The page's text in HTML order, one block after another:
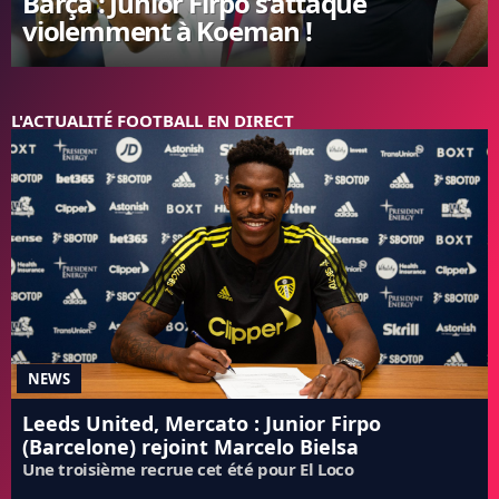
FC BARCELONE
MANCHESTER UNITED
BAYERN
L'AVIS DE LA RÉDAC'
violemment à Koeman !
L'ACTUALITÉ FOOTBALL EN DIRECT
NEWS
Leeds United, Mercato : Junior Firpo
(Barcelone) rejoint Marcelo Bielsa
Une troisième recrue cet été pour El Loco